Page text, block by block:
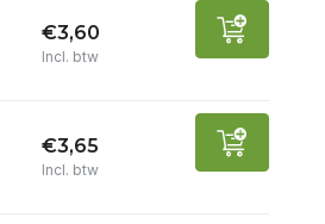
€3,60
Incl. btw
€3,65
Incl. btw